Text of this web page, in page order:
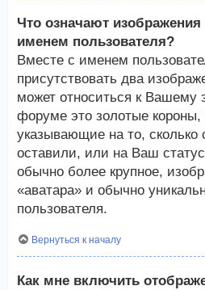
Что означают
именем пользователя?
Вместе с именем
присутствовать два
может относиться к
форуме это золотые короны,
указывающие на то,
оставили, или на Ваш
обычно более крупное,
«аватара» и обычно
пользователя.
Вернуться к началу
Как мне включить